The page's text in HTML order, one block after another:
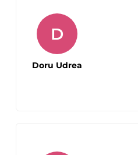
D
Doru Udrea